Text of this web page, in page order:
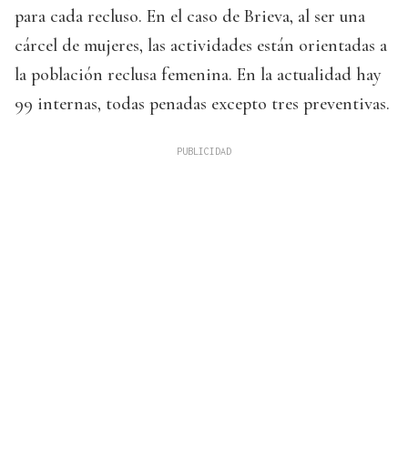
para cada recluso. En el caso de Brieva, al ser una
cárcel de mujeres, las actividades están orientadas a
la población reclusa femenina. En la actualidad hay
99 internas, todas penadas excepto tres preventivas.